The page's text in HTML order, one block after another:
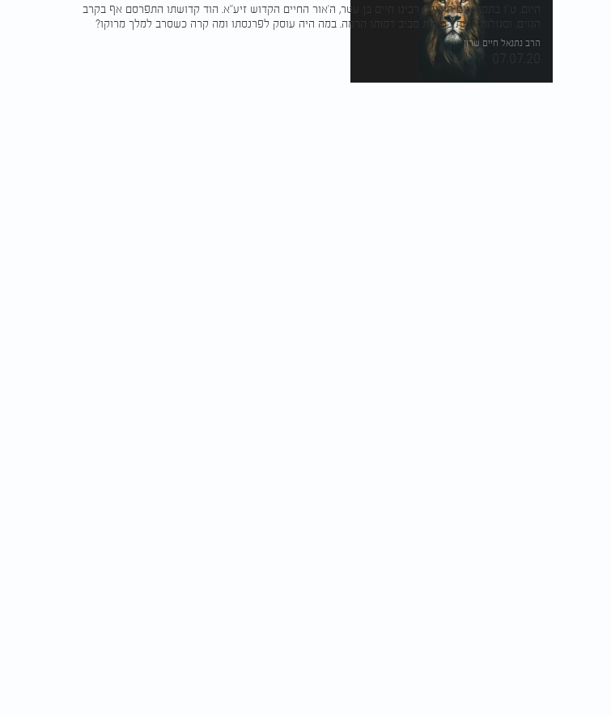
היום, ט"ו בתמוז, יום הילולת רבינו חיים בן עטר, ה'אור החיים הקדוש זיע"א. הוד קדושתו התפרסם אף בקרב
הגוים, וסגולות רבות כרוכות סביב דמותו הרמה. במה היה עוסק לפרנסתו ומה קרה כשסרב למלך מרוקו?
הרב נתנאל חיים שרון
07.07.20